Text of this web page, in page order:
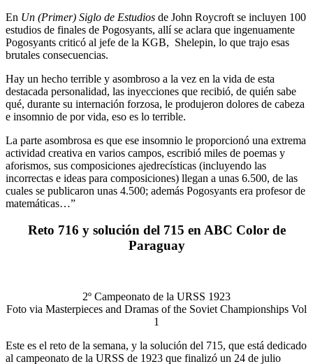
En Un (Primer) Siglo de Estudios de John Roycroft se incluyen 100
estudios de finales de Pogosyants, allí se aclara que ingenuamente
Pogosyants criticó al jefe de la KGB, Shelepin, lo que trajo esas
brutales consecuencias.
Hay un hecho terrible y asombroso a la vez en la vida de esta
destacada personalidad, las inyecciones que recibió, de quién sabe
qué, durante su internación forzosa, le produjeron dolores de cabeza
e insomnio de por vida, eso es lo terrible.
La parte asombrosa es que ese insomnio le proporcionó una extrema
actividad creativa en varios campos, escribió miles de poemas y
aforismos, sus composiciones ajedrecísticas (incluyendo las
incorrectas e ideas para composiciones) llegan a unas 6.500, de las
cuales se publicaron unas 4.500; además Pogosyants era profesor de
matemáticas…”
Reto 716 y solución del 715 en ABC Color de
Paraguay
2º Campeonato de la URSS 1923
Foto via Masterpieces and Dramas of the Soviet Championships Vol
1
Este es el reto de la semana, y la solución del 715, que está dedicado
al campeonato de la URSS de 1923 que finalizó un 24 de julio